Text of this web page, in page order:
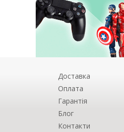
Доставка
Оплата
Гарантія
Блог
Контакти